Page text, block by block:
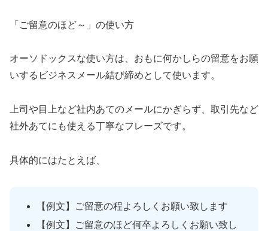
「ご留意のほど～」の使い方
オーソドックスな使い方は、おもに何かしらの留意をお願
いするビジネスメール結び締めとして使います。
上司や目上など社内あてのメールにかぎらず、取引先など
社外あてにも使える丁寧なフレーズです。
具体的にはたとえば、
【例文】ご留意の程よろしくお願い致します
【例文】ご留意のほど何卒よろしくお願い致し